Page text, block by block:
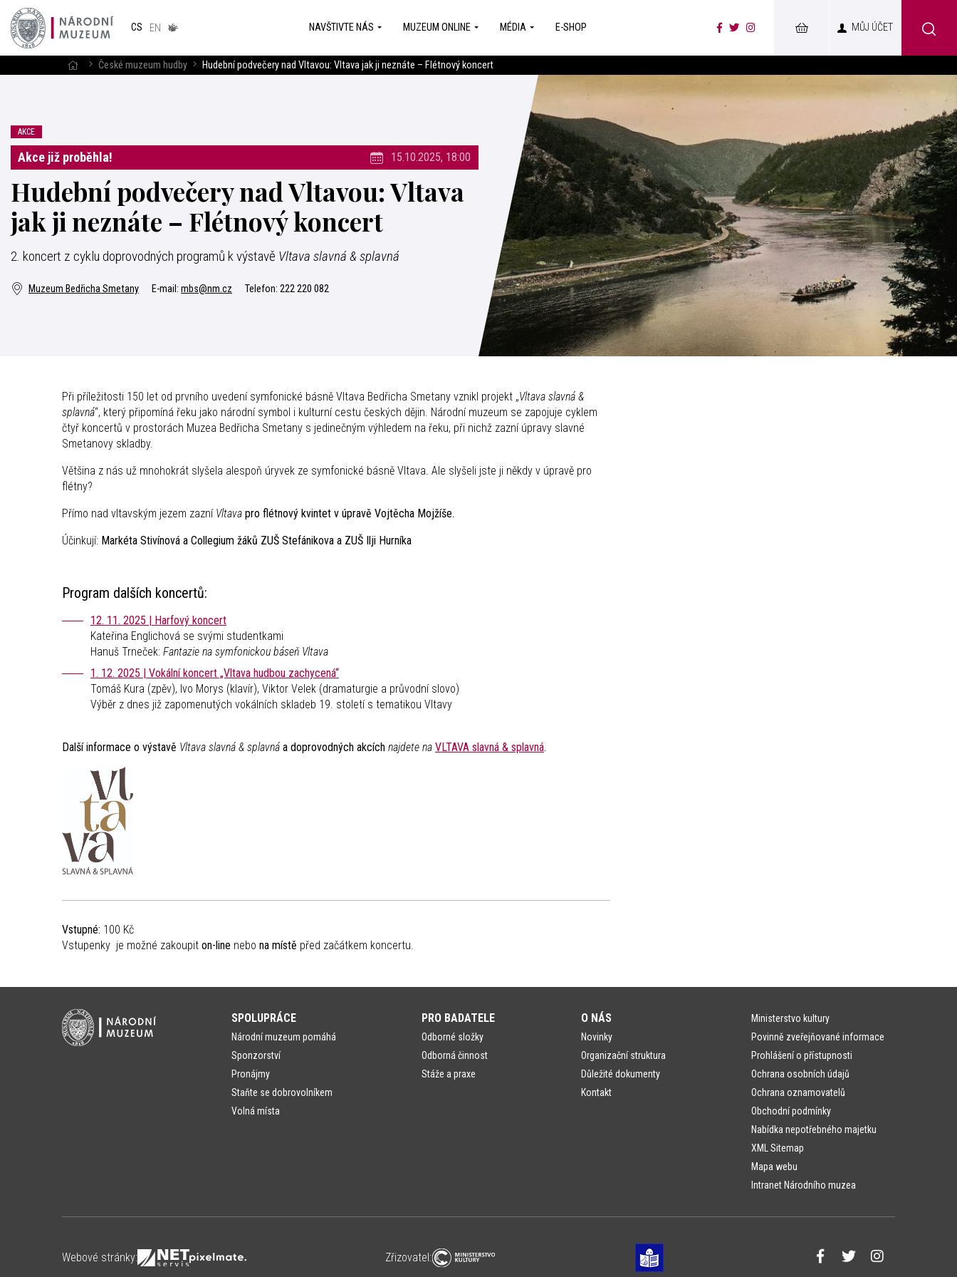
CS EN
v českém
NAVŠTIVTE NÁS MUZEUM ONLINE MÉDIA E-SHOP MŮJ ÚČET
České muzeum hudby Hudební podvečery nad Vltavou: Vltava jak ji neznáte – Flétnový koncert
AKCE
Akce již proběhla! 15.10.2025, 18:00
Hudební podvečery nad Vltavou: Vltava
jak ji neznáte – Flétnový koncert
2. koncert z cyklu doprovodných programů k výstavě Vltava slavná & splavná
Muzeum Bedřicha Smetany E-mail: mbs@nm.cz Telefon: 222 220 082
Při příležitosti 150 let od prvního uvedení symfonické básně Vltava Bedřicha Smetany vznikl projekt „Vltava slavná &
splavná“, který připomíná řeku jako národní symbol i kulturní cestu českých dějin. Národní muzeum se zapojuje cyklem
čtyř koncertů v prostorách Muzea Bedřicha Smetany s jedinečným výhledem na řeku, při nichž zazní úpravy slavné
Smetanovy skladby.
Většina z nás už mnohokrát slyšela alespoň úryvek ze symfonické básně Vltava. Ale slyšeli jste ji někdy v úpravě pro
flétny?
Přímo nad vltavským jezem zazní Vltava pro flétnový kvintet v úpravě Vojtěcha Mojžíše.
Účinkují: Markéta Stivínová a Collegium žáků ZUŠ Stefánikova a ZUŠ Ilji Hurníka
Program dalších koncertů:
12. 11. 2025 | Harfový koncert
Kateřina Englichová se svými studentkami
Hanuš Trneček: Fantazie na symfonickou báseň Vltava
1. 12. 2025 | Vokální koncert „Vltava hudbou zachycená“
Tomáš Kura (zpěv), Ivo Morys (klavír), Viktor Velek (dramaturgie a průvodní slovo)
Výběr z dnes již zapomenutých vokálních skladeb 19. století s tematikou Vltavy
Další informace o výstavě Vltava slavná & splavná a doprovodných akcích najdete na VLTAVA slavná & splavná.
Vstupné: 100 Kč
Vstupenky je možné zakoupit on-line nebo na místě před začátkem koncertu.
SPOLUPRÁCE
Národní muzeum pomáhá
Sponzorství
Pronájmy
Staňte se dobrovolníkem
Volná místa
PRO BADATELE
Odborné složky
Odborná činnost
Stáže a praxe
O NÁS
Novinky
Organizační struktura
Důležité dokumenty
Kontakt
Ministerstvo kultury
Povinně zveřejňované informace
Prohlášení o přístupnosti
Ochrana osobních údajů
Ochrana oznamovatelů
Obchodní podmínky
Nabídka nepotřebného majetku
XML Sitemap
Mapa webu
Intranet Národního muzea
Webové stránky: Zřizovatel: